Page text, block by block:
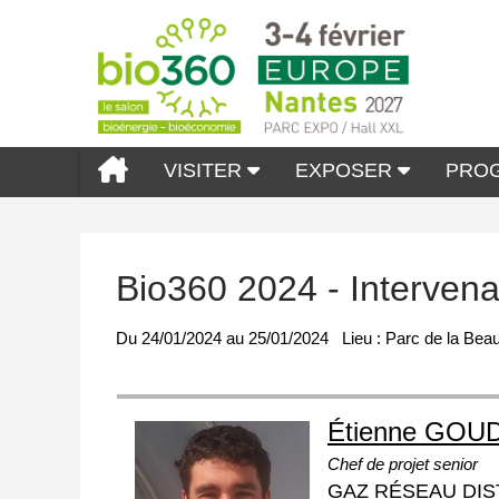
VISITER EXPOSER
Bio360 2024 -
Du 24/01/2024 au 25/01/2024 Lieu : Parc de la
Étienne
Chef de projet senior
GAZ RÉSEAU